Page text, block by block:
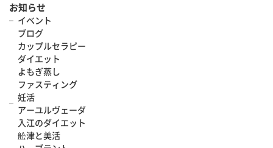
お知らせ
イベント
ブログ
カップルセラピー
ダイエット
よもぎ蒸し
ファスティング
妊活
アーユルヴェーダ
入江のダイエット
舩津と美活